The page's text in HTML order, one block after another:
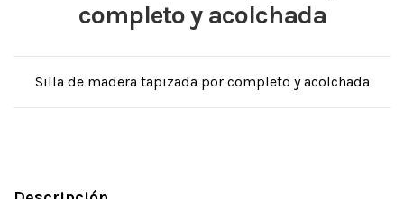
completo y acolchada
Silla de madera tapizada por completo y acolchada